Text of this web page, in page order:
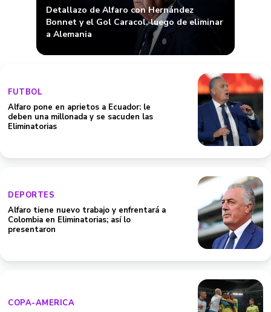
Detallazo de Alfaro con Hernández
Bonnet y el Gol Caracol, luego de eliminar
a Alemania
FUTBOL
Alfaro pone en aprietos a Ecuador: le
deben una millonada y se sacuden las
Eliminatorias
DEPORTES
Alfaro tiene nuevo trabajo y enfrentará a
Colombia en Eliminatorias; así lo
presentaron
COPA-AMERICA